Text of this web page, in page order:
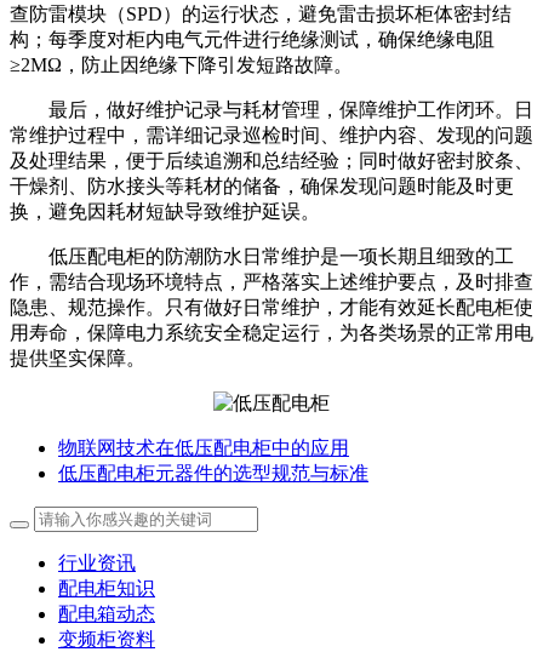
查防雷模块（SPD）的运行状态，避免雷击损坏柜体密封结
构；每季度对柜内电气元件进行绝缘测试，确保绝缘电阻
≥2MΩ，防止因绝缘下降引发短路故障。
最后，做好维护记录与耗材管理，保障维护工作闭环。日
常维护过程中，需详细记录巡检时间、维护内容、发现的问题
及处理结果，便于后续追溯和总结经验；同时做好密封胶条、
干燥剂、防水接头等耗材的储备，确保发现问题时能及时更
换，避免因耗材短缺导致维护延误。
低压配电柜的防潮防水日常维护是一项长期且细致的工
作，需结合现场环境特点，严格落实上述维护要点，及时排查
隐患、规范操作。只有做好日常维护，才能有效延长配电柜使
用寿命，保障电力系统安全稳定运行，为各类场景的正常用电
提供坚实保障。
物联网技术在低压配电柜中的应用
低压配电柜元器件的选型规范与标准
行业资讯
配电柜知识
配电箱动态
变频柜资料